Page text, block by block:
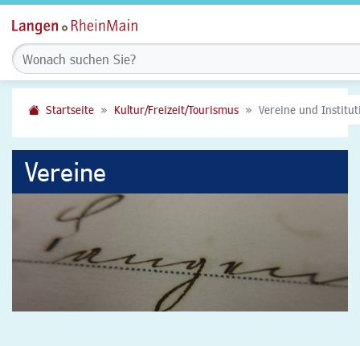
Startseite Kultur/Freizeit/Tourismus Vereine und
Vereine